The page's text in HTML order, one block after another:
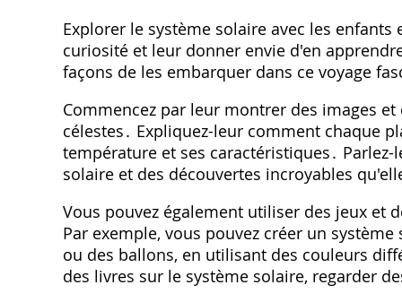
Explorer le système solaire avec les
curiosité et leur donner envie d'en
façons de les embarquer dans ce voyage
Commencez par leur montrer des images
célestes․ Expliquez-leur comment chaque
température et ses caractéristiques․
solaire et des découvertes incroyables
Vous pouvez également utiliser des jeux et
Par exemple, vous pouvez créer un
ou des ballons, en utilisant des couleurs
des livres sur le système solaire, regarder